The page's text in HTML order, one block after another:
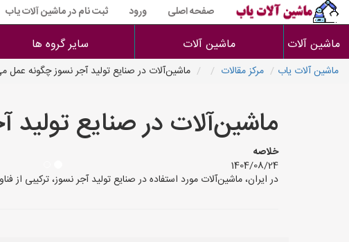
صفحه اصلی ورود ثبت نام در ماشین آلات یاب
ماشین آلات ماشین آلات سایر گروه ها
ماشین آلات یاب مرکز مقالات ماشین‌آلات در صنایع تولید آجر نسوز چگونه عمل
ماشین‌آلات در صنایع
خلاصه
1404/08/24
در ایران، ماشین‌آلات مورد استفاده در صنایع تولید آجر نسوز، ترکیبی